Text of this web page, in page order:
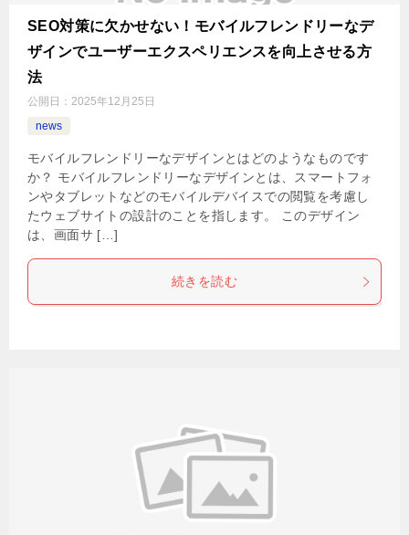
SEO対策に欠かせない！モバイルフレンドリーなデ
ザインでユーザーエクスペリエンスを向上させる方
法
公開日： 2025年12月25日
news
モバイルフレンドリーなデザインとはどのようなものです
か？ モバイルフレンドリーなデザインとは、スマートフォ
ンやタブレットなどのモバイルデバイスでの閲覧を考慮し
たウェブサイトの設計のことを指します。 このデザイン
は、画面サ […]
続きを読む